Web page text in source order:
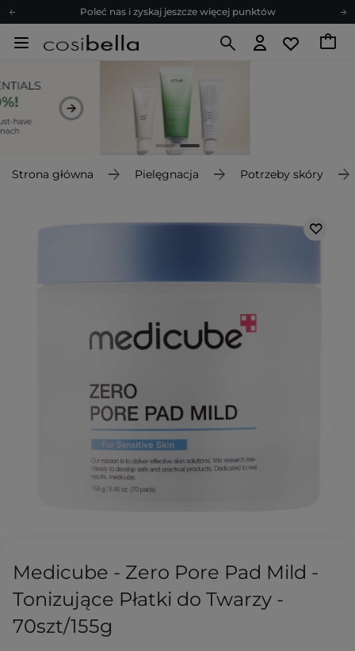
Poleć nas i zyskaj jeszcze więcej punktów
Zapisz się na newsletter pełen porad
Z nami to możliwe! Realizacja zamówienia do 24h.
Poleć nas i zyskaj jeszcze więcej punktów
Zapisz się na newsletter pełen porad
Strona główna Pielęgnacja Potrzeby skóry
Medicube - Zero Pore Pad Mild -
Tonizujące Płatki do Twarzy -
70szt/155g